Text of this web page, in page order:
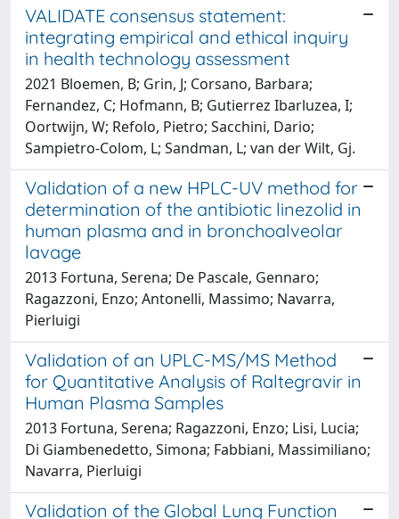
VALIDATE consensus statement:
integrating empirical and ethical inquiry
in health technology assessment
2021 Bloemen, B; Grin, J; Corsano, Barbara;
Fernandez, C; Hofmann, B; Gutierrez Ibarluzea, I;
Oortwijn, W; Refolo, Pietro; Sacchini, Dario;
Sampietro-Colom, L; Sandman, L; van der Wilt, Gj.
Validation of a new HPLC-UV method for
determination of the antibiotic linezolid in
human plasma and in bronchoalveolar
lavage
2013 Fortuna, Serena; De Pascale, Gennaro;
Ragazzoni, Enzo; Antonelli, Massimo; Navarra,
Pierluigi
Validation of an UPLC-MS/MS Method
for Quantitative Analysis of Raltegravir in
Human Plasma Samples
2013 Fortuna, Serena; Ragazzoni, Enzo; Lisi, Lucia;
Di Giambenedetto, Simona; Fabbiani, Massimiliano;
Navarra, Pierluigi
Validation of the Global Lung Function